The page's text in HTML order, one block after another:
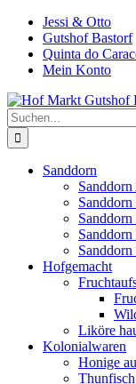
Zum
Inhalt
springen
Jessi & Otto
Gutshof Bastorf
Quinta do
Mein Konto
Suche
nach:
Sanddorn
Sanddorn
Hofgemacht
Liköre
Kolonialwaren
Honige